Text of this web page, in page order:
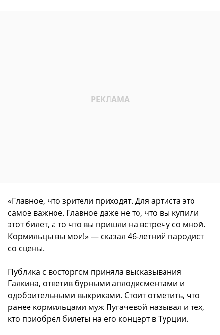
«Главное, что зрители приходят. Для артиста это
самое важное. Главное даже не то, что вы купили
этот билет, а то что вы пришли на встречу со мной.
Кормильцы вы мои!» — сказал 46-летний пародист
со сцены.
Публика с восторгом приняла высказывания
Галкина, ответив бурными аплодисментами и
одобрительными выкриками. Стоит отметить, что
ранее кормильцами муж Пугачевой называл и тех,
кто приобрел билеты на его концерт в Турции.